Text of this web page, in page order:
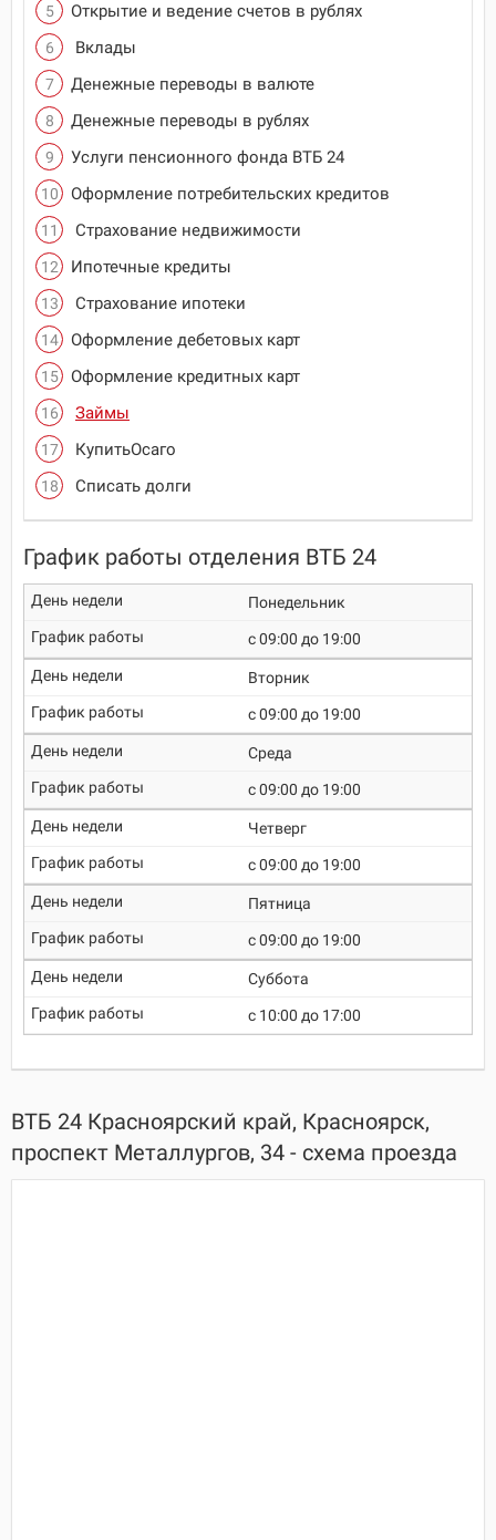
Открытие и ведение счетов в рублях
Вклады
Денежные переводы в валюте
Денежные переводы в рублях
Услуги пенсионного фонда ВТБ 24
Оформление потребительских кредитов
Страхование недвижимости
Ипотечные кредиты
Страхование ипотеки
Оформление дебетовых карт
Оформление кредитных карт
Займы
КупитьОсаго
Списать долги
График работы отделения ВТБ 24
Понедельник
c 09:00 до 19:00
Вторник
c 09:00 до 19:00
Среда
c 09:00 до 19:00
Четверг
c 09:00 до 19:00
Пятница
c 09:00 до 19:00
Суббота
c 10:00 до 17:00
ВТБ 24 Красноярский край, Красноярск,
проспект Металлургов, 34 - схема проезда